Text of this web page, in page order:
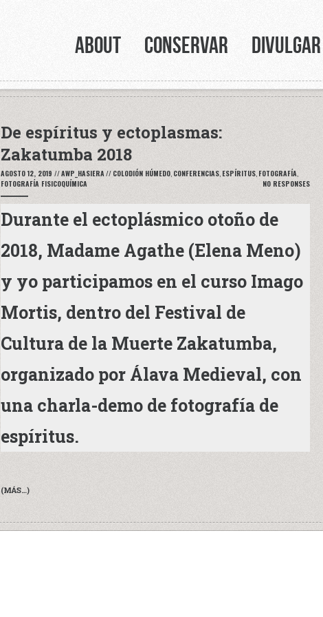
ABOUT CONSERVAR DIVULGAR
De espíritus y ectoplasmas:
Zakatumba 2018
AGOSTO 12, 2019 //AWP_HASIERA// COLODIÓN HÚMEDO, CONFERENCIAS, ESPÍRITUS, FOTOGRAFÍA,
FOTOGRAFÍA FISICOQUÍMICA
NO RESPONSES
Durante el ectoplásmico otoño de
2018, Madame Agathe (Elena Meno)
y yo participamos en el curso Imago
Mortis, dentro del Festival de
Cultura de la Muerte Zakatumba,
organizado por Álava Medieval, con
una charla-demo de fotografía de
espíritus.
(MÁS…)